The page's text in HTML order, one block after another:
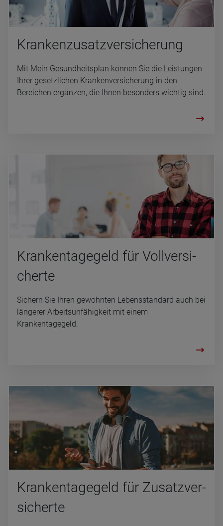
Kran­ken­zu­satz­ver­si­che­rung
Mit Mein Gesundheitsplan können Sie die Leistungen
Ihrer gesetzlichen Krankenversicherung in den
Bereichen ergänzen, die Ihnen besonders wichtig sind.
Kran­ken­ta­ge­geld für Voll­ver­si­
cherte
Sichern Sie Ihren gewohnten Lebensstandard auch bei
längerer Arbeitsunfähigkeit mit einem
Krankentagegeld.
Kran­ken­ta­ge­geld für Zusatz­ver­
si­cherte